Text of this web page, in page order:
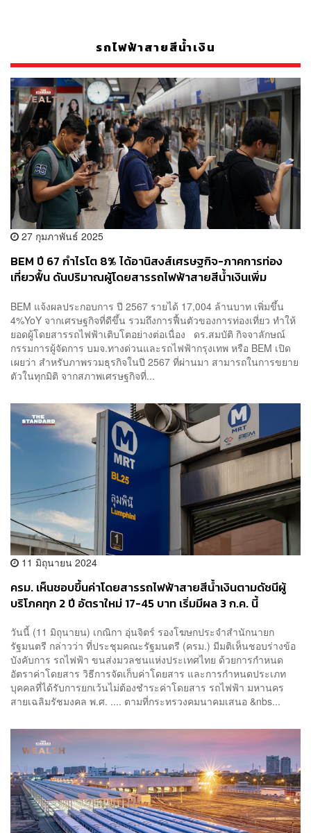
รถไฟฟ้าสายสีน้ำเงิน
27 กุมภาพันธ์ 2025
BEM ปี 67 กำไรโต 8% ได้อานิสงส์เศรษฐกิจ-ภาคการท่อง
เที่ยวฟื้น ดันปริมาณผู้โดยสารรถไฟฟ้าสายสีน้ำเงินเพิ่ม
BEM แจ้งผลประกอบการ ปี 2567 รายได้ 17,004 ล้านบาท เพิ่มขึ้น
4%YoY จากเศรษฐกิจที่ดีขึ้น รวมถึงการฟื้นตัวของการท่องเที่ยว ทำให้
ยอดผู้โดยสารรถไฟฟ้าเติบโตอย่างต่อเนื่อง ดร.สมบัติ กิจจาลักษณ์
กรรมการผู้จัดการ บมจ.ทางด่วนและรถไฟฟ้ากรุงเทพ หรือ BEM เปิด
เผยว่า สำหรับภาพรวมธุรกิจในปี 2567 ที่ผ่านมา สามารถในการขยาย
ตัวในทุกมิติ จากสภาพเศรษฐกิจที่...
11 มิถุนายน 2024
ครม. เห็นชอบขึ้นค่าโดยสารรถไฟฟ้าสายสีน้ำเงินตามดัชนีผู้
บริโภคทุก 2 ปี อัตราใหม่ 17-45 บาท เริ่มมีผล 3 ก.ค. นี้
วันนี้ (11 มิถุนายน) เกณิกา อุ่นจิตร์ รองโฆษกประจำสำนักนายก
รัฐมนตรี กล่าวว่า ที่ประชุมคณะรัฐมนตรี (ครม.) มีมติเห็นชอบร่างข้อ
บังคับการ รถไฟฟ้า ขนส่งมวลชนแห่งประเทศไทย ด้วยการกำหนด
อัตราค่าโดยสาร วิธีการจัดเก็บค่าโดยสาร และการกำหนดประเภท
บุคคลที่ได้รับการยกเว้นไม่ต้องชำระค่าโดยสาร รถไฟฟ้า มหานคร
สายเฉลิมรัชมงคล พ.ศ. .... ตามที่กระทรวงคมนาคมเสนอ &nbs...